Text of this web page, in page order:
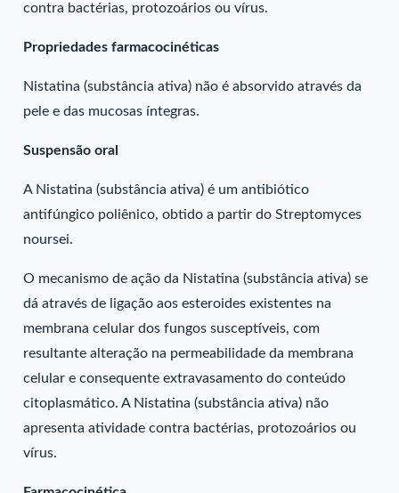
contra bactérias, protozoários ou vírus.
Propriedades farmacocinéticas
Nistatina (substância ativa) não é absorvido através da
pele e das mucosas íntegras.
Suspensão oral
A Nistatina (substância ativa) é um antibiótico
antifúngico poliênico, obtido a partir do Streptomyces
noursei.
O mecanismo de ação da Nistatina (substância ativa) se
dá através de ligação aos esteroides existentes na
membrana celular dos fungos susceptíveis, com
resultante alteração na permeabilidade da membrana
celular e consequente extravasamento do conteúdo
citoplasmático. A Nistatina (substância ativa) não
apresenta atividade contra bactérias, protozoários ou
vírus.